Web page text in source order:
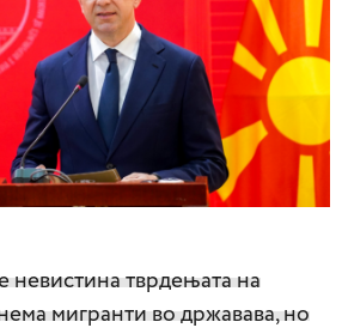
невистина тврдењата на
мигранти во државава, но